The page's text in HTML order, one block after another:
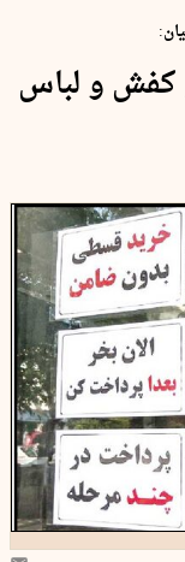
کفش و لباس